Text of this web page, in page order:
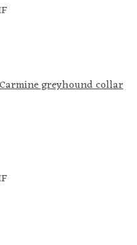
Carmine greyhound collar